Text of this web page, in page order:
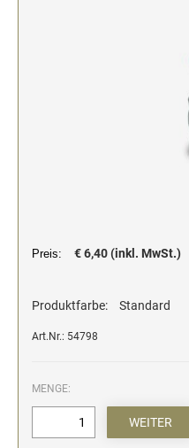
Preis: € 6,40 (inkl. MwSt.)
Produktfarbe: Standard
Art.Nr.: 54798
MENGE: